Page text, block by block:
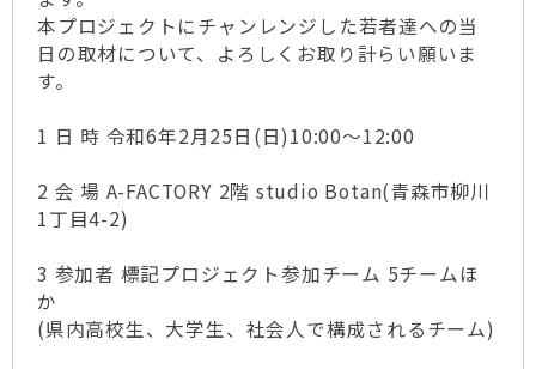
本プロジェクトにチャンレンジした若者達への当
日の取材について、よろしくお取り計らい願いま
す。
1 日 時 令和6年2月25日(日)10:00～12:00
2 会 場 A-FACTORY 2階 studio Botan(青森市柳川
1丁目4-2)
3 参加者 標記プロジェクト参加チーム 5チームほ
か
(県内高校生、大学生、社会人で構成されるチーム)